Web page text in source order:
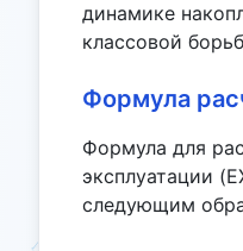
динамике
классовой
Формула
Формула для
эксплуатации
следующим